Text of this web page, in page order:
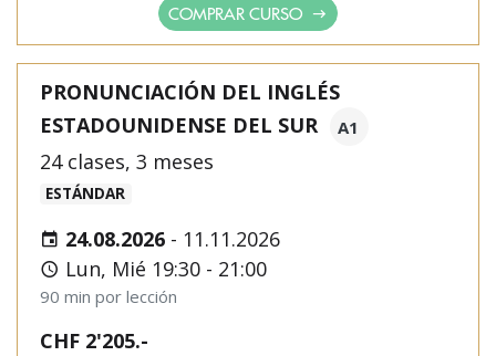
COMPRAR CURSO
PRONUNCIACIÓN DEL INGLÉS
ESTADOUNIDENSE DEL SUR
A1
24 clases, 3 meses
ESTÁNDAR
24.08.2026 - 11.11.2026
Lun, Mié 19:30 - 21:00
90 min por lección
CHF 2'205.-